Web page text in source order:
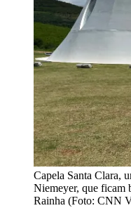
Capela Santa Clara,
Niemeyer, que ficam
Rainha (Foto: CNN